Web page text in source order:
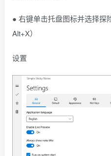
● 右键单击托盘图标并选择探
Alt+X）
设置